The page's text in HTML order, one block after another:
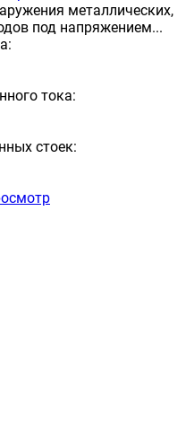
металлических,
под напряжением...
тока:
стоек: